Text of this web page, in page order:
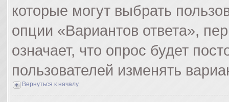
которые могут выбрать
опции «Вариантов ответа»,
означает, что опрос будет
пользователей изменять
Вернуться к началу